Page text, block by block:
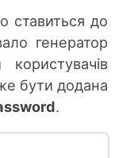
ставиться до
генератор
бути додана
.